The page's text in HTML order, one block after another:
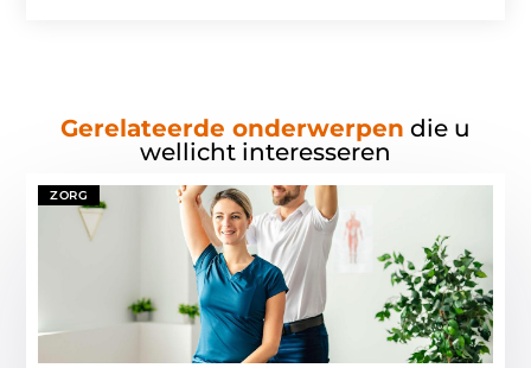
Gerelateerde onderwerpen die u
wellicht interesseren
ZORG